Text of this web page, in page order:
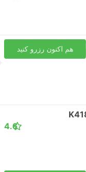
هم اکنون رزرو کنید
4.6